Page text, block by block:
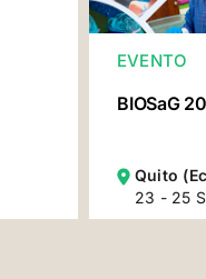
EVENTO
BIOSaG
Quito
23 - 25